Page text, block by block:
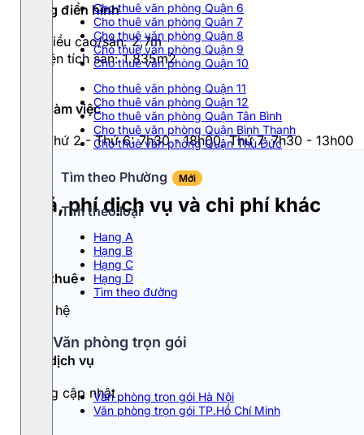
Cho thuê văn phòng Quận 6
Cho thuê văn phòng Quận 7
Cho thuê văn phòng Quận 8
Cho thuê văn phòng Quận 9
Cho thuê văn phòng Quận 10
Cho thuê văn phòng Quận 11
Cho thuê văn phòng Quận 12
Cho thuê văn phòng Quận Tân Bình
Cho thuê văn phòng Quận Bình Thạnh
Cho thuê văn phòng Quận Thủ Đức
Tìm theo Phường Mới
Tìm theo loại
Hang A
Hạng B
Hạng C
Hạng D
Tìm theo đường
Văn phòng trọn gói
Văn phòng trọn gói Hà Nội
Văn phòng trọn gói TP.Hồ Chí Minh
Tầng điển hình
- Chiều cao/sàn: 2,7m
- Diện tích sàn: 1.835m2
Giờ làm việc
Từ Thứ 2 - Thứ 6: 7h30 - 18h00; Thứ 7: 7h30 - 13h00
Giá, phí dịch vụ và chi phí khác
Giá thuê
Liên hệ
Phí dịch vụ
Đang cập nhật